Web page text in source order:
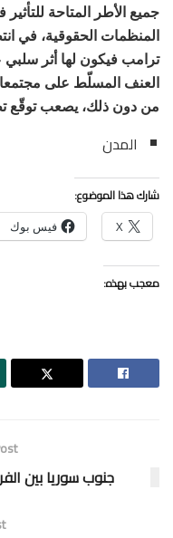
جميع الأطر المتاحة
المنظمات الحقوقية، في
ترامب فيكون لها أثر سلبي
العنف المسلّط على
من دون ذلك، يصعب توقّع
المدن
شارك هذا الموضوع:
X فيس بوك
معجب بهذه:
جنوب سوريا بين